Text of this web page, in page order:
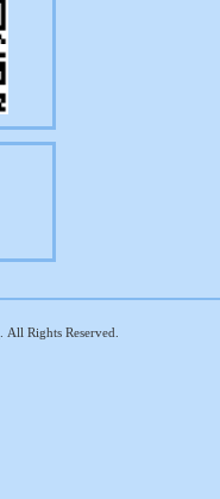
. All Rights Reserved.